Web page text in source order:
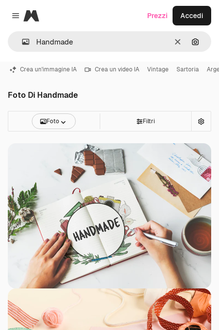
Close menu
Magnific
CancellaCerca
Prezzi Accedi
Crea un'immagine IA Crea un video IA Vintage Sartoria
Foto Di Handmade
Foto Filtri